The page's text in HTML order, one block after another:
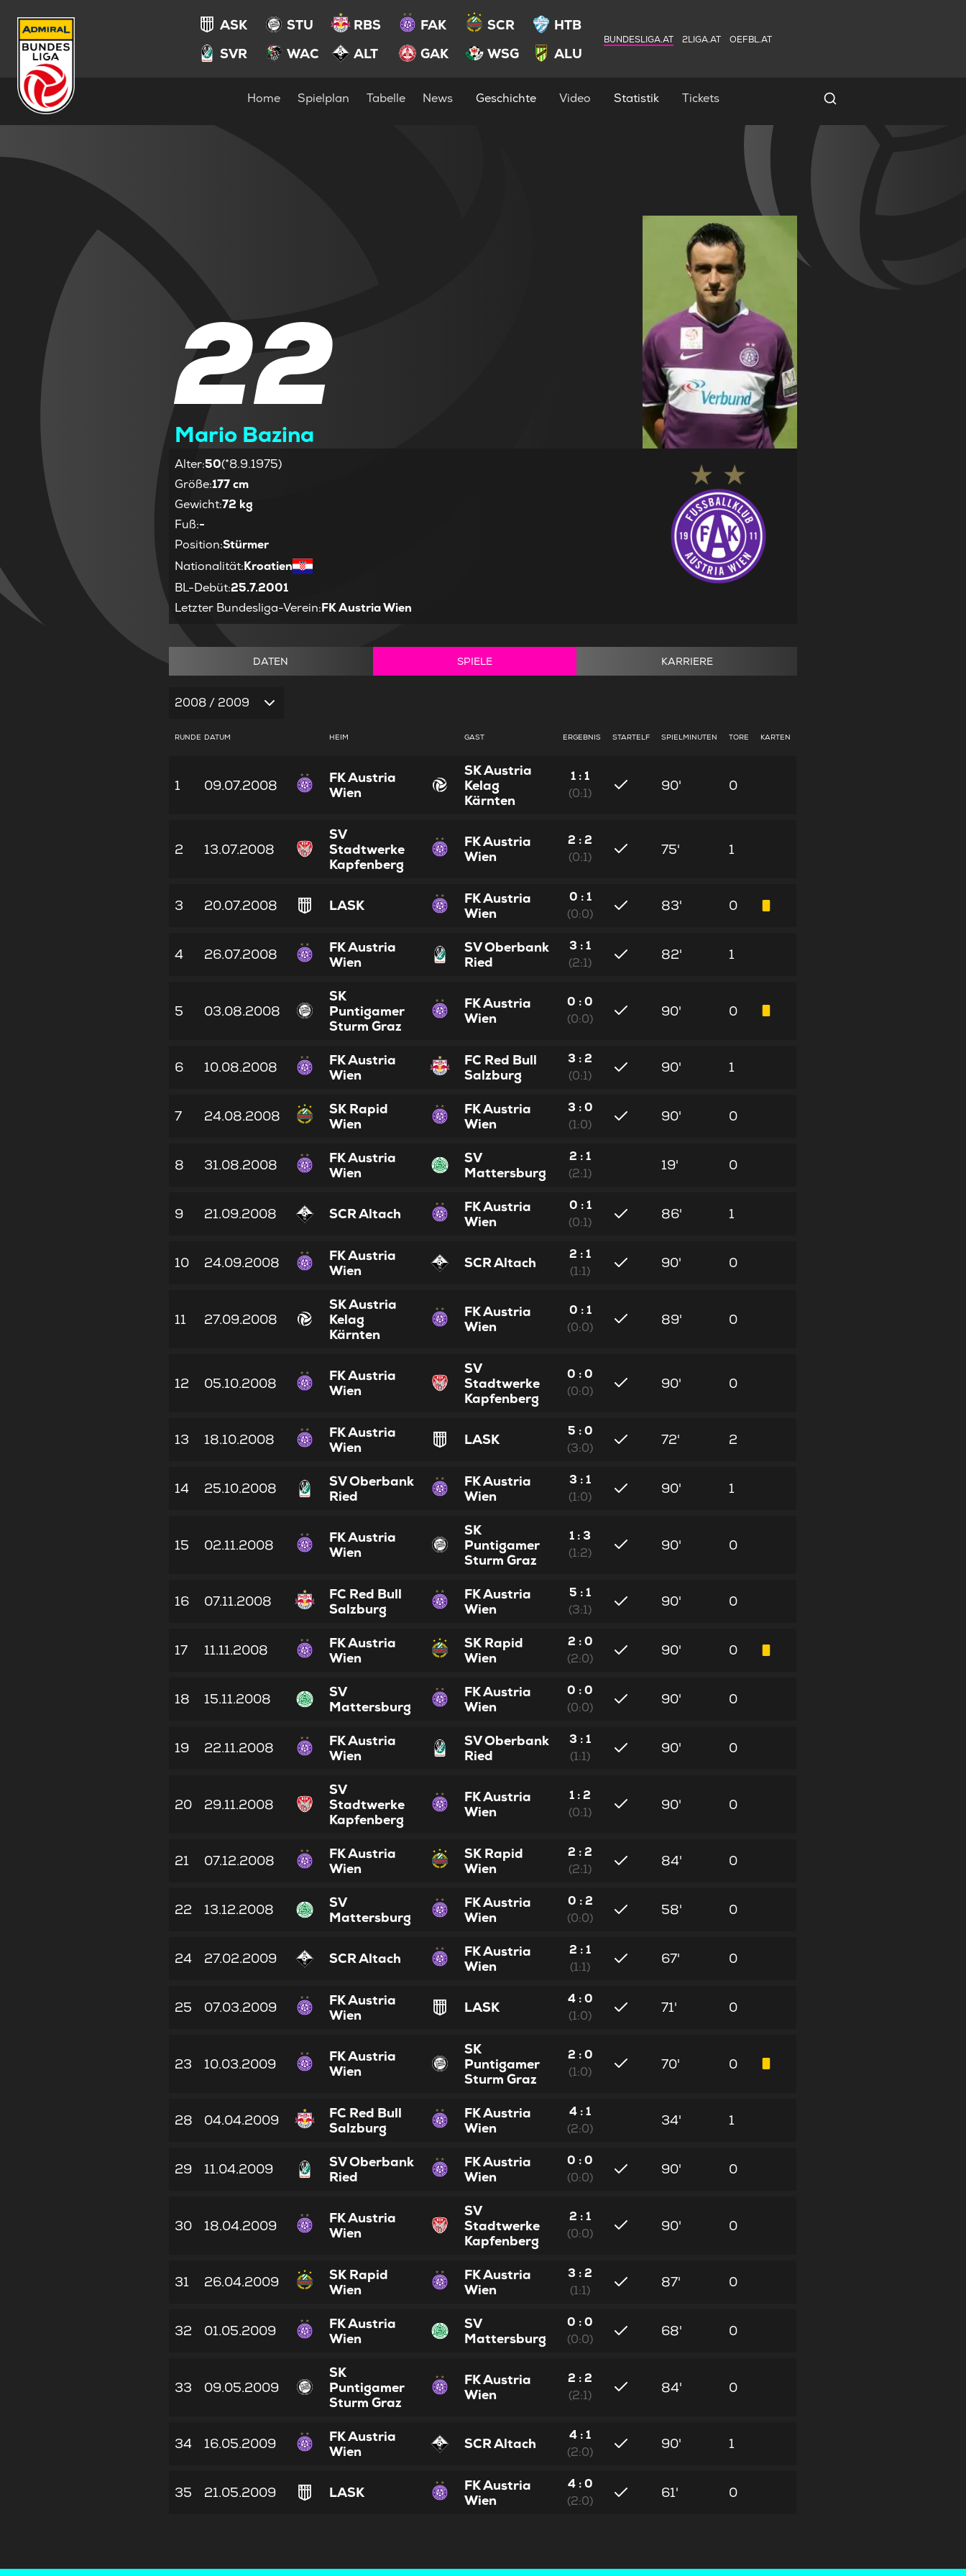
ASK STU RBS FAK SCR
HTB
SVR
WAC ALT GAK WSG ALU
BUNDESLIGA.AT 2LIGA.AT OEFBL.AT
Home Spielplan Tabelle News Geschichte Video Statistik Tickets Spielersuche
22
Mario Bazina
Alter:50(*8.9.1975)
Größe:177 cm
Gewicht:72 kg
Fuß:-
Position:Stürmer
Nationalität:Kroatien
BL-Debüt:25.7.2001
Letzter Bundesliga-Verein:FK Austria Wien
DATEN SPIELE KARRIERE
2008 / 2009
RUNDE DATUM HEIM GAST ERGEBNIS STARTELF SPIELMINUTEN TORE KARTEN
1 09.07.2008
FK Austria
Wien
SK Austria
Kelag
Kärnten
1 : 1
(0:1)
90' 0
2 13.07.2008
SV
Stadtwerke
Kapfenberg
FK Austria
Wien
2 : 2
(0:1)
75' 1
3 20.07.2008 LASK
FK Austria
Wien
0 : 1
(0:0)
83' 0
4 26.07.2008
FK Austria
Wien
SV Oberbank
Ried
3 : 1
(2:1)
82' 1
5 03.08.2008
SK
Puntigamer
Sturm Graz
FK Austria
Wien
0 : 0
(0:0)
90' 0
6 10.08.2008
FK Austria
Wien
FC Red Bull
Salzburg
3 : 2
(0:1)
90' 1
7 24.08.2008
SK Rapid
Wien
FK Austria
Wien
3 : 0
(1:0)
90' 0
8 31.08.2008
FK Austria
Wien
SV
Mattersburg
2 : 1
(2:1)
19' 0
9 21.09.2008 SCR Altach
FK Austria
Wien
0 : 1
(0:1)
86' 1
10 24.09.2008
FK Austria
Wien
SCR Altach
2 : 1
(1:1)
90' 0
11 27.09.2008
SK Austria
Kelag
Kärnten
FK Austria
Wien
0 : 1
(0:0)
89' 0
12 05.10.2008
FK Austria
Wien
SV
Stadtwerke
Kapfenberg
0 : 0
(0:0)
90' 0
13 18.10.2008
FK Austria
Wien
LASK
5 : 0
(3:0)
72' 2
14 25.10.2008
SV Oberbank
Ried
FK Austria
Wien
3 : 1
(1:0)
90' 1
15 02.11.2008
FK Austria
Wien
SK
Puntigamer
Sturm Graz
1 : 3
(1:2)
90' 0
16 07.11.2008
FC Red Bull
Salzburg
FK Austria
Wien
5 : 1
(3:1)
90' 0
17 11.11.2008
FK Austria
Wien
SK Rapid
Wien
2 : 0
(2:0)
90' 0
18 15.11.2008
SV
Mattersburg
FK Austria
Wien
0 : 0
(0:0)
90' 0
19 22.11.2008
FK Austria
Wien
SV Oberbank
Ried
3 : 1
(1:1)
90' 0
20 29.11.2008
SV
Stadtwerke
Kapfenberg
FK Austria
Wien
1 : 2
(0:1)
90' 0
21 07.12.2008
FK Austria
Wien
SK Rapid
Wien
2 : 2
(2:1)
84' 0
22 13.12.2008
SV
Mattersburg
FK Austria
Wien
0 : 2
(0:0)
58' 0
24 27.02.2009 SCR Altach
FK Austria
Wien
2 : 1
(1:1)
67' 0
25 07.03.2009
FK Austria
Wien
LASK
4 : 0
(1:0)
71' 0
23 10.03.2009
FK Austria
Wien
SK
Puntigamer
Sturm Graz
2 : 0
(1:0)
70' 0
28 04.04.2009
FC Red Bull
Salzburg
FK Austria
Wien
4 : 1
(2:0)
34' 1
29 11.04.2009
SV Oberbank
Ried
FK Austria
Wien
0 : 0
(0:0)
90' 0
30 18.04.2009
FK Austria
Wien
SV
Stadtwerke
Kapfenberg
2 : 1
(0:0)
90' 0
31 26.04.2009
SK Rapid
Wien
FK Austria
Wien
3 : 2
(1:1)
87' 0
32 01.05.2009
FK Austria
Wien
SV
Mattersburg
0 : 0
(0:0)
68' 0
33 09.05.2009
SK
Puntigamer
Sturm Graz
FK Austria
Wien
2 : 2
(2:1)
84' 0
34 16.05.2009
FK Austria
Wien
SCR Altach
4 : 1
(2:0)
90' 1
35 21.05.2009 LASK
FK Austria
Wien
4 : 0
(2:0)
61' 0